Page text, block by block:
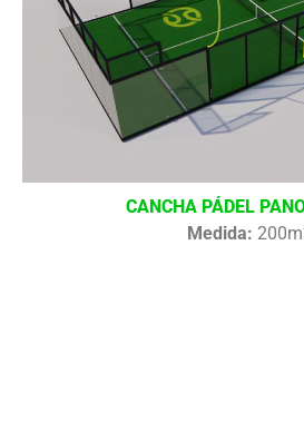
CANCHA PÁDEL
Medida: